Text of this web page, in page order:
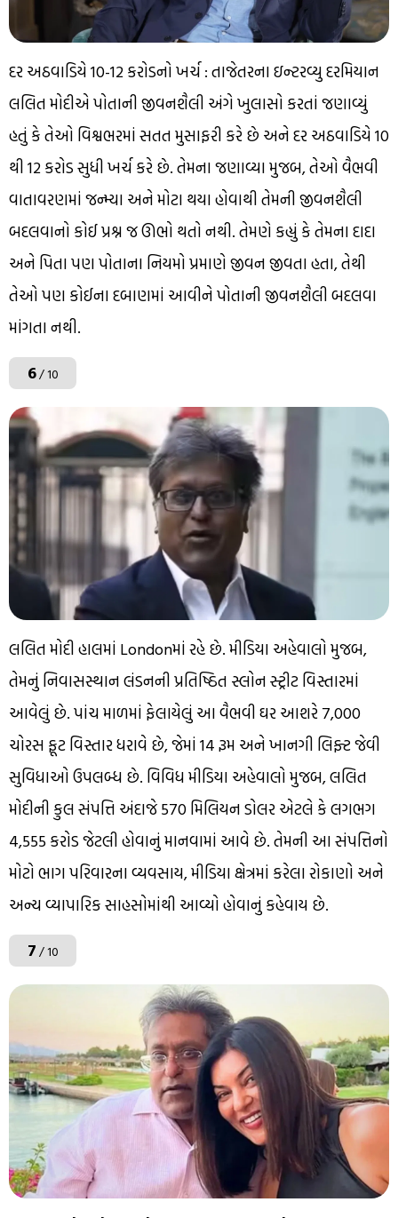
દર અઠવાડિયે ₹10-12 કરોડનો ખર્ચ : તાજેતરના ઇન્ટરવ્યુ દરમિયાન
લલિત મોદીએ પોતાની જીવનશૈલી અંગે ખુલાસો કરતાં જણાવ્યું
હતું કે તેઓ વિશ્વભરમાં સતત મુસાફરી કરે છે અને દર અઠવાડિયે ₹10
થી ₹12 કરોડ સુધી ખર્ચ કરે છે. તેમના જણાવ્યા મુજબ, તેઓ વૈભવી
વાતાવરણમાં જન્મ્યા અને મોટા થયા હોવાથી તેમની જીવનશૈલી
બદલવાનો કોઈ પ્રશ્ન જ ઊભો થતો નથી. તેમણે કહ્યું કે તેમના દાદા
અને પિતા પણ પોતાના નિયમો પ્રમાણે જીવન જીવતા હતા, તેથી
તેઓ પણ કોઈના દબાણમાં આવીને પોતાની જીવનશૈલી બદલવા
માંગતા નથી.
6/ 10
લલિત મોદી હાલમાં Londonમાં રહે છે. મીડિયા અહેવાલો મુજબ,
તેમનું નિવાસસ્થાન લંડનની પ્રતિષ્ઠિત સ્લોન સ્ટ્રીટ વિસ્તારમાં
આવેલું છે. પાંચ માળમાં ફેલાયેલું આ વૈભવી ઘર આશરે 7,000
ચોરસ ફૂટ વિસ્તાર ધરાવે છે, જેમાં 14 રૂમ અને ખાનગી લિફ્ટ જેવી
સુવિધાઓ ઉપલબ્ધ છે. વિવિધ મીડિયા અહેવાલો મુજબ, લલિત
મોદીની કુલ સંપત્તિ અંદાજે 570 મિલિયન ડોલર એટલે કે લગભગ
₹4,555 કરોડ જેટલી હોવાનું માનવામાં આવે છે. તેમની આ સંપત્તિનો
મોટો ભાગ પરિવારના વ્યવસાય, મીડિયા ક્ષેત્રમાં કરેલા રોકાણો અને
અન્ય વ્યાપારિક સાહસોમાંથી આવ્યો હોવાનું કહેવાય છે.
7/ 10